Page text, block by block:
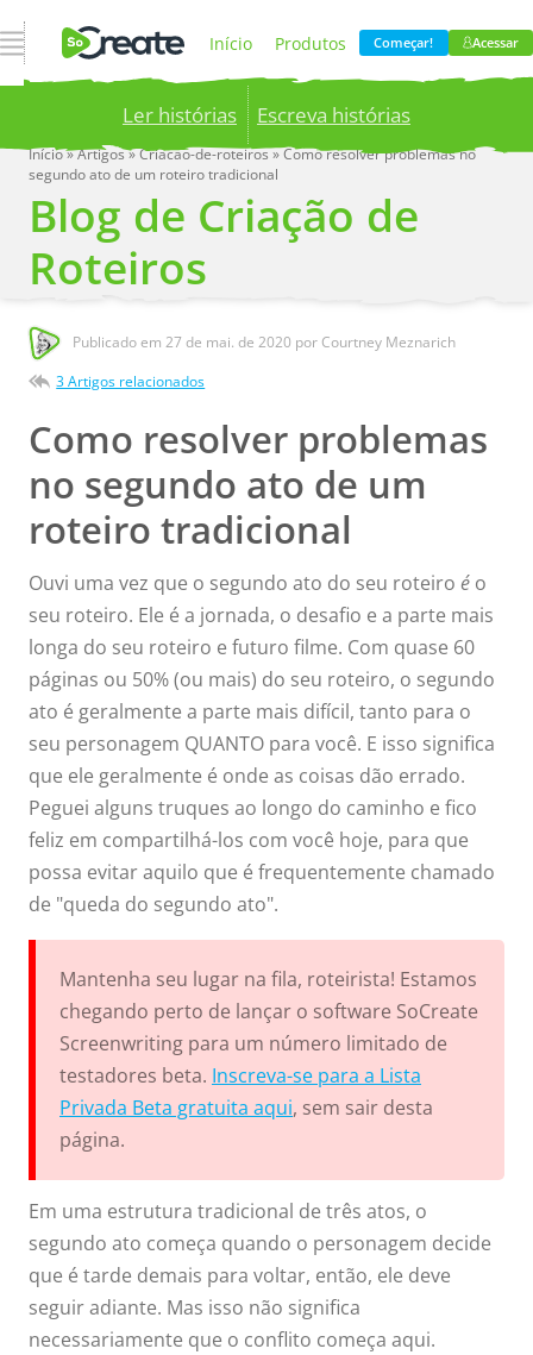
Abrir Navegação Início Produtos
Preços Blog
Empresa
Começar! Acessar
Ler histórias Escreva histórias
Publish your stories to a global audience.
now!
Início»Artigos»Criacao-de-roteiros»Como resolver problemas no
segundo ato de um roteiro tradicional
Blog de Criação de
Roteiros
Publicado em27 de mai. de 2020 por Courtney Meznarich
3 Artigos relacionados
Como resolver problemas
no segundo ato de um
roteiro tradicional
Ouvi uma vez que o segundo ato do seu roteiro é o
seu roteiro. Ele é a jornada, o desafio e a parte mais
longa do seu roteiro e futuro filme. Com quase 60
páginas ou 50% (ou mais) do seu roteiro, o segundo
ato é geralmente a parte mais difícil, tanto para o
seu personagem QUANTO para você. E isso significa
que ele geralmente é onde as coisas dão errado.
Peguei alguns truques ao longo do caminho e fico
feliz em compartilhá-los com você hoje, para que
possa evitar aquilo que é frequentemente chamado
de "queda do segundo ato".
Mantenha seu lugar na fila, roteirista! Estamos
chegando perto de lançar o software SoCreate
Screenwriting para um número limitado de
testadores beta. Inscreva-se para a Lista
Privada Beta gratuita aqui, sem sair desta
página.
Em uma estrutura tradicional de três atos, o
segundo ato começa quando o personagem decide
que é tarde demais para voltar, então, ele deve
seguir adiante. Mas isso não significa
necessariamente que o conflito começa aqui.